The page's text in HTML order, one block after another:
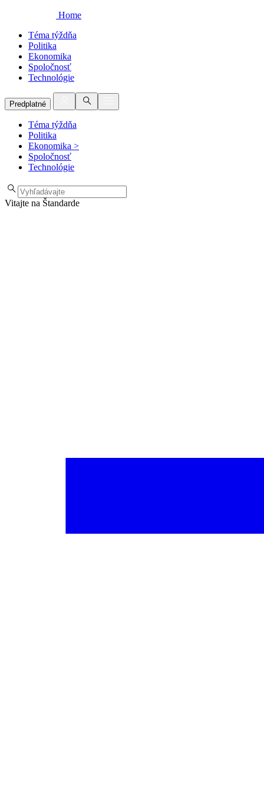
Home
Téma týždňa
Politika
Ekonomika
Spoločnosť
Technológie
Predplatné
Téma týždňa
Politika
Ekonomika >
Spoločnosť
Technológie
Vitajte na Štandarde